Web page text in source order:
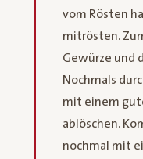
vom Rösten
mitrösten.
Gewürze und
Nochmals
mit einem
ablöschen.
nochmal mit